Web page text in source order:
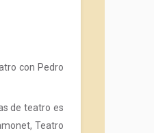
con Pedro
de teatro es
Teatro